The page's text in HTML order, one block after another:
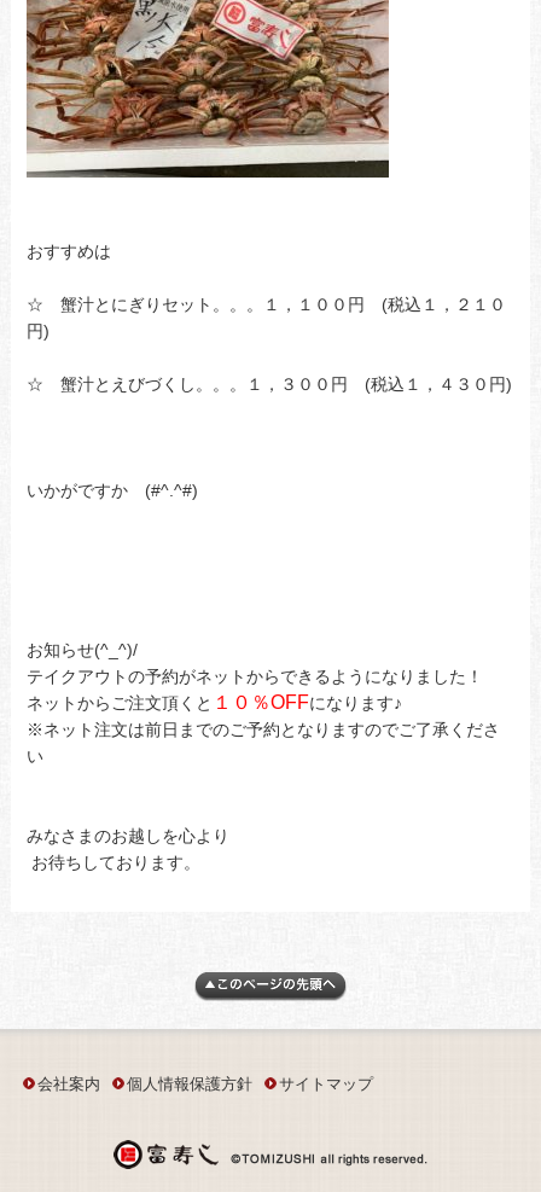
おすすめは
☆ 蟹汁とにぎりセット。。。１，１００円 (税込１，２１０
円)
☆ 蟹汁とえびづくし。。。１，３００円 (税込１，４３０円)
いかがですか (#^.^#)
お知らせ(^_^)/
テイクアウトの予約がネットからできるようになりました！
ネットからご注文頂くと １０％OFFになります♪
※ネット注文は前日までのご予約となりますのでご了承くださ
い
みなさまのお越しを心より
お待ちしております。
会社案内 個人情報保護方針 サイトマップ